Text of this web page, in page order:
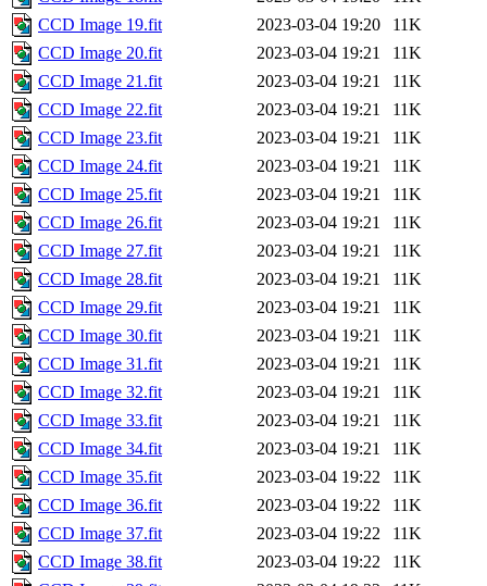
CCD Image 19.fit
2023-03-04 19:20
11K
CCD Image 20.fit
2023-03-04 19:21
11K
CCD Image 21.fit
2023-03-04 19:21
11K
CCD Image 22.fit
2023-03-04 19:21
11K
CCD Image 23.fit
2023-03-04 19:21
11K
CCD Image 24.fit
2023-03-04 19:21
11K
CCD Image 25.fit
2023-03-04 19:21
11K
CCD Image 26.fit
2023-03-04 19:21
11K
CCD Image 27.fit
2023-03-04 19:21
11K
CCD Image 28.fit
2023-03-04 19:21
11K
CCD Image 29.fit
2023-03-04 19:21
11K
CCD Image 30.fit
2023-03-04 19:21
11K
CCD Image 31.fit
2023-03-04 19:21
11K
CCD Image 32.fit
2023-03-04 19:21
11K
CCD Image 33.fit
2023-03-04 19:21
11K
CCD Image 34.fit
2023-03-04 19:21
11K
CCD Image 35.fit
2023-03-04 19:22
11K
CCD Image 36.fit
2023-03-04 19:22
11K
CCD Image 37.fit
2023-03-04 19:22
11K
CCD Image 38.fit
2023-03-04 19:22
11K